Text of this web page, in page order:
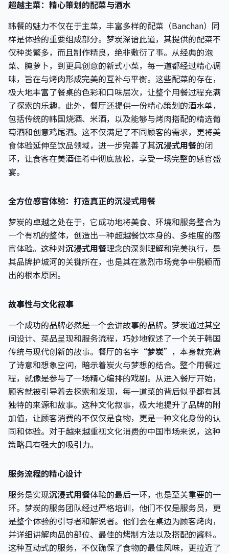
超越主菜：精心策划的配菜与酒水
韩餐的魅力不仅在于主菜，丰富多样的配菜（Banchan）同
样是体验的重要组成部分。梦炭深谙此道，其提供的配菜不
仅种类繁多，而且制作精良，绝非敷衍了事。从经典的泡
菜、腌萝卜，到更具创意的新式小菜，每一道都经过精心调
味，旨在与烤肉形成完美的互补与平衡。这些配菜的存在，
极大地丰富了餐桌的色彩和口味层次，让整个用餐过程充满
了探索的乐趣。此外，餐厅还提供一份精心策划的酒水单，
包括传统的韩国烧酒、米酒，以及能够与烤肉搭配的精选葡
萄酒和创意鸡尾酒。这不仅满足了不同顾客的需求，更将美
食体验延伸至饮品领域，进一步完善了其沉浸式用餐的闭
环，让食客在美酒佳肴中彻底放松，享受一场完整的感官盛
宴。
全方位感官体验：打造真正的沉浸式用餐
梦炭的卓越之处在于，它成功地将美食、环境和服务整合为
一个有机的整体，创造出一种超越餐饮本身的、多维度的感
官体验。这种对沉浸式用餐理念的深刻理解和完美执行，是
其品牌护城河的关键所在，也是其在激烈市场竞争中脱颖而
出的根本原因。
故事性与文化叙事
一个成功的品牌必然是一个会讲故事的品牌。梦炭通过其空
间设计、菜品呈现和服务流程，巧妙地叙述了一个关于韩国
传统与现代创新的故事。餐厅的名字“梦炭”，本身就充满
了诗意和想象空间，暗示着炭火与梦想的结合。整个用餐过
程，就像是参与了一场精心编排的戏剧。从进入餐厅开始，
顾客就被引导着去探索和发现，每一道菜的背后似乎都有其
独特的来源和故事。这种文化叙事，极大地提升了品牌的附
加值，让顾客消费的不仅仅是食物，更是一种文化身份的认
同和体验。对于越来越重视文化消费的中国市场来说，这种
策略具有强大的吸引力。
服务流程的精心设计
服务是实现沉浸式用餐体验的最后一环，也是至关重要的一
环。梦炭的服务团队经过严格培训，他们不仅是服务员，更
是整个体验的引导者和解说者。他们会在桌边为顾客烤肉，
并详细讲解肉品的部位、最佳的烤制方法以及搭配的酱料。
这种互动式的服务，不仅确保了食物的最佳风味，更拉近了